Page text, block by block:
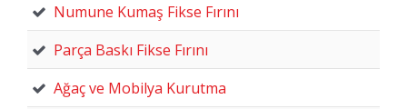
Numune Kumaş Fikse Fırını
Parça Baskı Fikse Fırını
Ağaç ve Mobilya Kurutma